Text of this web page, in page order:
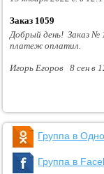
Заказ 1059
Добрый день! Заказ №
платеж оплатил.
Игорь Егоров 8 сен в
Группа в
Группа в